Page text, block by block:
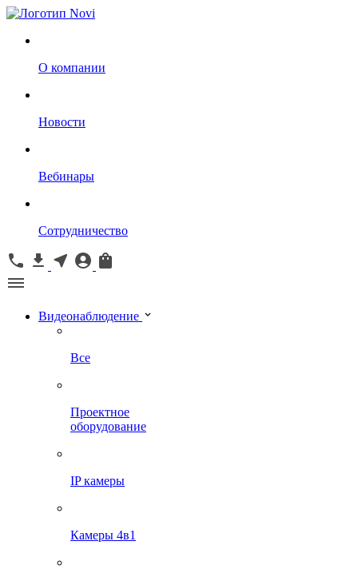
О компании
Новости
Вебинары
Сотрудничество
Видеонаблюдение
Все
Проектное
оборудование
IP камеры
Камеры 4в1